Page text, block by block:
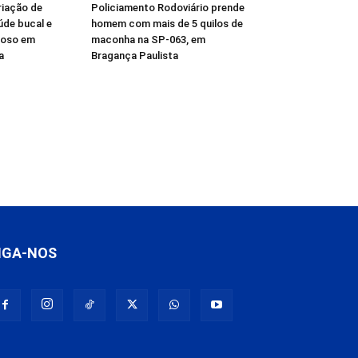
de
bucal e
em
Policiamento Rodoviário prende
homem com mais de 5 quilos de
maconha na SP-063, em
Bragança Paulista
NOS